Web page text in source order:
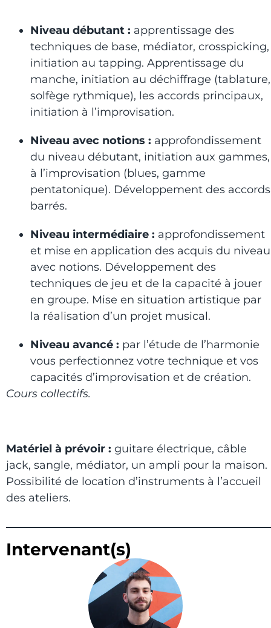
Niveau débutant : apprentissage des
techniques de base, médiator, crosspicking,
initiation au tapping. Apprentissage du
manche, initiation au déchiffrage (tablature,
solfège rythmique), les accords principaux,
initiation à l’improvisation.
Niveau avec notions : approfondissement
du niveau débutant, initiation aux gammes,
à l’improvisation (blues, gamme
pentatonique). Développement des accords
barrés.
Niveau intermédiaire : approfondissement
et mise en application des acquis du niveau
avec notions. Développement des
techniques de jeu et de la capacité à jouer
en groupe. Mise en situation artistique par
la réalisation d’un projet musical.
Niveau avancé : par l’étude de l’harmonie
vous perfectionnez votre technique et vos
capacités d’improvisation et de création.
Cours collectifs.
Matériel à prévoir : guitare électrique, câble
jack, sangle, médiator, un ampli pour la maison.
Possibilité de location d’instruments à l’accueil
des ateliers.
Intervenant(s)